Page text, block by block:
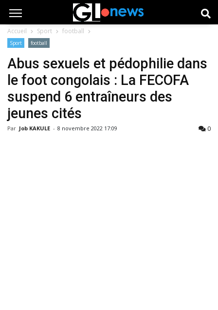
Accueil Sport football
Sport football
Abus sexuels et pédophilie dans
le foot congolais : La FECOFA
suspend 6 entraîneurs des
jeunes cités
Par Job KAKULE - 8 novembre 2022 17:09 0